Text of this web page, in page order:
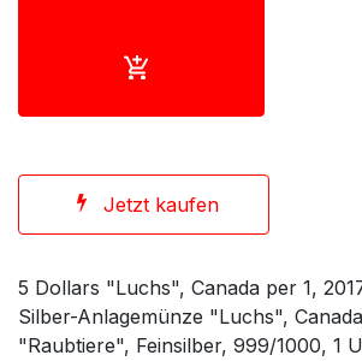
Jetzt kaufen
5 Dollars "Luchs", Canada per 1,
Silber-Anlagemünze "Luchs",
"Raubtiere", Feinsilber, 999/1000, 1